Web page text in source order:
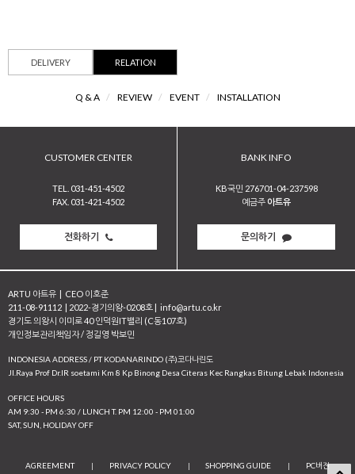
DELIVERY RELATION
Q & A / REVIEW / EVENT / INSTALLATION
CUSTOMER CENTER
TEL. 031-451-4502
FAX. 031-421-4502
전화하기
BANK INFO
KB국민 276701-04-237598
예금주 아트유
문의하기
ARTU 아트유 | CEO 이호준
211-08-91112 | 2022-경기의왕-0208호 | info@artu.co.kr
경기도 의왕시 이미로 40 인덕원IT밸리 (C동107호)
개인정보관리책임자 / 정길영 박보민
INDONESIA ADDRESS / PT KODANARINDO (주)코다나린도
JI.Raya Prof Dr.IR soetami Km 8 Kp Binong Desa Citeras Kec Rangkas Bitung Lebak Indonesia
OFFICE HOURS
AM 9:30 - PM 6:30 / LUNCH T. PM 12:00 - PM 01:00
SAT, SUN, HOLIDAY OFF
AGREEMENT | PRIVACY POLICY | SHOPPING GUIDE | PC버전